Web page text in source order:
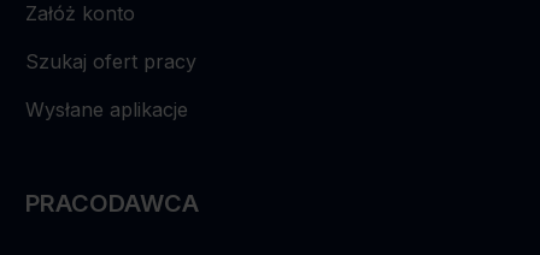
Załóż konto
Szukaj ofert pracy
Wysłane aplikacje
PRACODAWCA